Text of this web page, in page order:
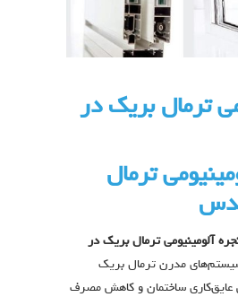
ترمال بریک در
ترمال
آلومینیومی ترمال بریک در
مدرن ترمال بریک
عایق‌کاری ساختمان و کاهش مصرف